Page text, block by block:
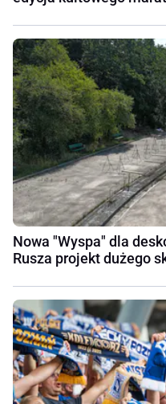
Nowa "Wyspa" dla
Rusza projekt dużego